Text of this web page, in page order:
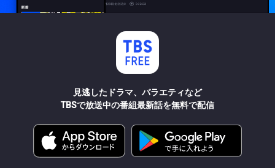
見逃したドラマ、バラエティなど
TBSで放送中の番組最新話を無料で配信